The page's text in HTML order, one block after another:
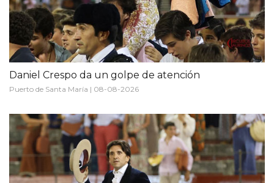
Daniel Crespo da un golpe de atención
Puerto de Santa María | 08-08-2026